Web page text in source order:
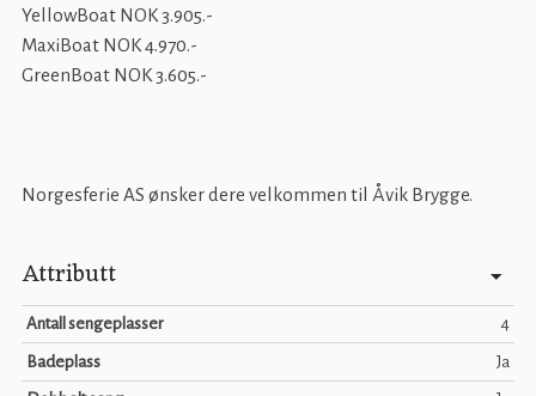
YellowBoat NOK 3.905.-
MaxiBoat NOK 4.970.-
GreenBoat NOK 3.605.-
Norgesferie AS ønsker dere velkommen til Åvik Brygge.
Attributt
Antall sengeplasser 4
Badeplass Ja